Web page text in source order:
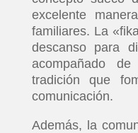
excelente
familiares. La
descanso para
acompañado
tradición que
comunicación.
Además, la